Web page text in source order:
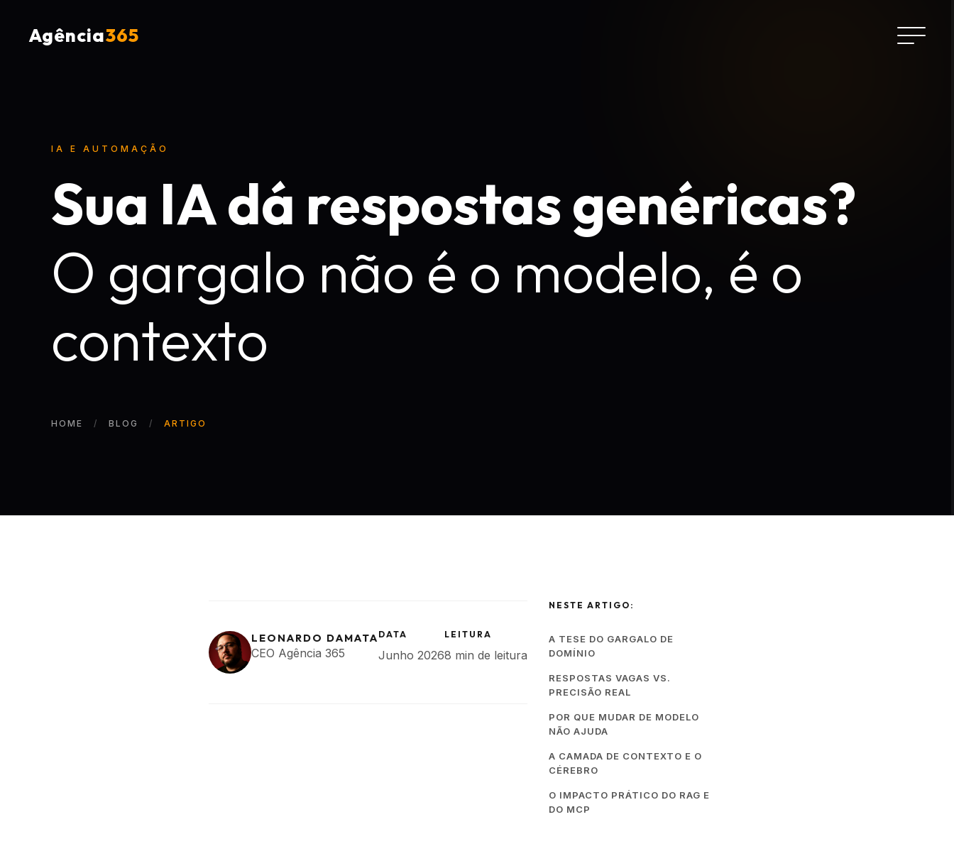
Agência365
IA E AUTOMAÇÃO
Sua IA dá respostas genéricas?
O gargalo não é o modelo, é o
contexto
HOME BLOG ARTIGO
LEONARDO DAMATA
CEO Agência 365
DATA
Junho 2026
LEITURA
8 min de leitura
NESTE ARTIGO:
A TESE DO GARGALO DE
DOMÍNIO
RESPOSTAS VAGAS VS.
PRECISÃO REAL
POR QUE MUDAR DE MODELO
NÃO AJUDA
A CAMADA DE CONTEXTO E O
CÉREBRO
O IMPACTO PRÁTICO DO RAG E
DO MCP